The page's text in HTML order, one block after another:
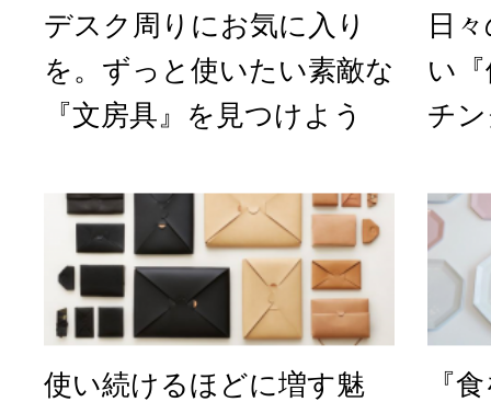
デスク周りにお気に入り
を。ずっと使いたい素敵な
『文房具』を見つけよう
日
い
チ
使い続けるほどに増す魅
『